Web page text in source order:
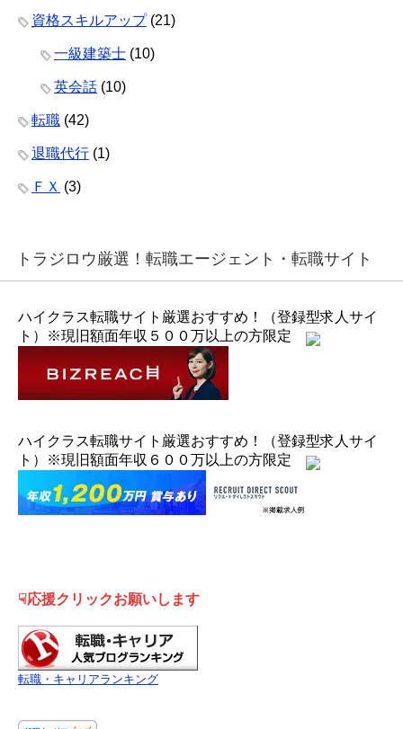
資格スキルアップ(21)
一級建築士 (10)
英会話 (10)
転職 (42)
退職代行 (1)
ＦＸ (3)
トラジロウ厳選！転職エージェント・転職サイト
ハイクラス転職サイト厳選おすすめ！（登録型求人サイ
ト）※現旧額面年収５００万以上の方限定
ハイクラス転職サイト厳選おすすめ！（登録型求人サイ
ト）※現旧額面年収６００万以上の方限定
☟応援クリックお願いします
転職・キャリアランキング